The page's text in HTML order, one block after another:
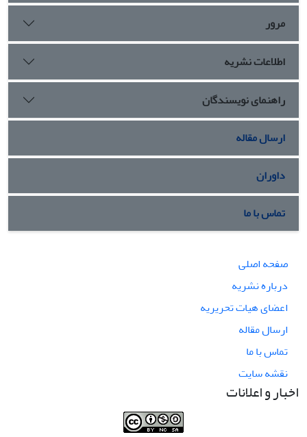
مرور
اطلاعات نشریه
راهنمای نویسندگان
ارسال مقاله
داوران
تماس با ما
صفحه اصلی
درباره نشریه
اعضای هیات تحریریه
ارسال مقاله
تماس با ما
نقشه سایت
اخبار و اعلانات